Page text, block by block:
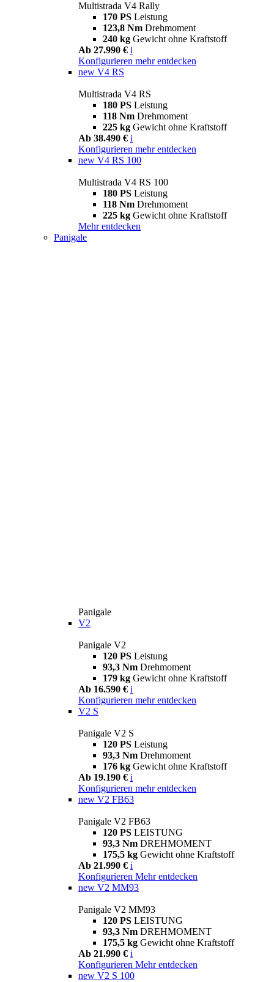
Multistrada V4 Rally
170 PS Leistung
123,8 Nm Drehmoment
240 kg Gewicht ohne Kraftstoff
Ab 27.990 € i
Konfigurieren mehr entdecken
new V4 RS
Multistrada V4 RS
180 PS Leistung
118 Nm Drehmoment
225 kg Gewicht ohne Kraftstoff
Ab 38.490 € i
Konfigurieren mehr entdecken
new V4 RS 100
Multistrada V4 RS 100
180 PS Leistung
118 Nm Drehmoment
225 kg Gewicht ohne Kraftstoff
Mehr entdecken
Panigale
Panigale
V2
Panigale V2
120 PS Leistung
93,3 Nm Drehmoment
179 kg Gewicht ohne Kraftstoff
Ab 16.590 € i
Konfigurieren mehr entdecken
V2 S
Panigale V2 S
120 PS Leistung
93,3 Nm Drehmoment
176 kg Gewicht ohne Kraftstoff
Ab 19.190 € i
Konfigurieren mehr entdecken
new V2 FB63
Panigale V2 FB63
120 PS LEISTUNG
93,3 Nm DREHMOMENT
175,5 kg Gewicht ohne Kraftstoff
Ab 21.990 € i
Konfigurieren Mehr entdecken
new V2 MM93
Panigale V2 MM93
120 PS LEISTUNG
93,3 Nm DREHMOMENT
175,5 kg Gewicht ohne Kraftstoff
Ab 21.990 € i
Konfigurieren Mehr entdecken
new V2 S 100